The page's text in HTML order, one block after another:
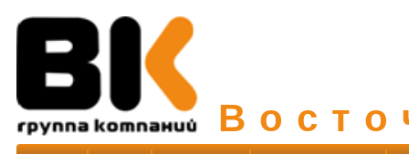
В о с т о